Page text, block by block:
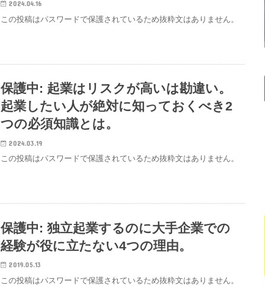
2024.04.16
この投稿はパスワードで保護されているため抜粋文はありません。
保護中: 起業はリスクが高いは勘違い。
起業したい人が絶対に知っておくべき2
つの必須知識とは。
2024.03.19
この投稿はパスワードで保護されているため抜粋文はありません。
保護中: 独立起業するのに大手企業での
経験が役に立たない4つの理由。
2019.05.13
この投稿はパスワードで保護されているため抜粋文はありません。